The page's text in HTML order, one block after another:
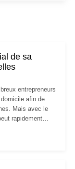
de sa
entrepreneurs
afin de
Mais avec le
rapidement
Le